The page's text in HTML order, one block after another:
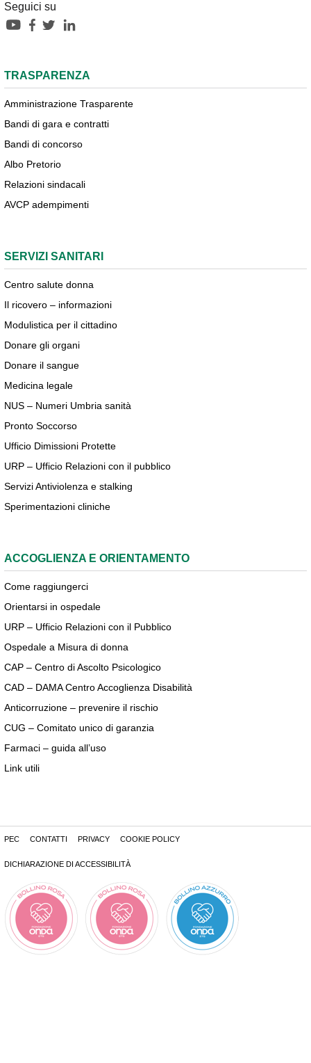
Seguici su
TRASPARENZA
Amministrazione Trasparente
Bandi di gara e contratti
Bandi di concorso
Albo Pretorio
Relazioni sindacali
AVCP adempimenti
SERVIZI SANITARI
Centro salute donna
Il ricovero – informazioni
Modulistica per il cittadino
Donare gli organi
Donare il sangue
Medicina legale
NUS – Numeri Umbria sanità
Pronto Soccorso
Ufficio Dimissioni Protette
URP – Ufficio Relazioni con il pubblico
Servizi Antiviolenza e stalking
Sperimentazioni cliniche
ACCOGLIENZA E ORIENTAMENTO
Come raggiungerci
Orientarsi in ospedale
URP – Ufficio Relazioni con il Pubblico
Ospedale a Misura di donna
CAP – Centro di Ascolto Psicologico
CAD – DAMA Centro Accoglienza Disabilità
Anticorruzione – prevenire il rischio
CUG – Comitato unico di garanzia
Farmaci – guida all’uso
Link utili
PEC CONTATTI PRIVACY COOKIE POLICY
DICHIARAZIONE DI ACCESSIBILITÀ